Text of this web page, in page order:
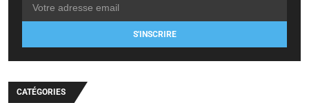
S'INSCRIRE
CATÉGORIES